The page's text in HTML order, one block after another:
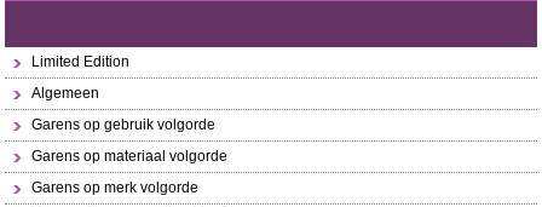
Limited Edition
Algemeen
Garens op gebruik volgorde
Garens op materiaal volgorde
Garens op merk volgorde